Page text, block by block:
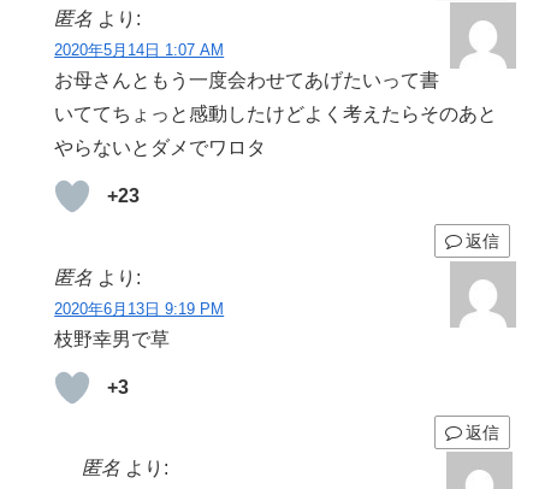
匿名 より:
2020年5月14日 1:07 AM
お母さんともう一度会わせてあげたいって書
いててちょっと感動したけどよく考えたらそのあと
やらないとダメでワロタ
+23
返信
匿名 より:
2020年6月13日 9:19 PM
枝野幸男で草
+3
返信
匿名 より: